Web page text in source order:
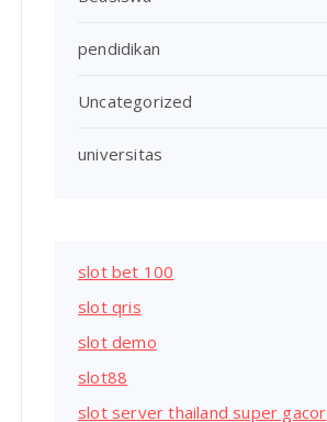
pendidikan
Uncategorized
universitas
slot bet 100
slot qris
slot demo
slot88
slot server thailand super gacor